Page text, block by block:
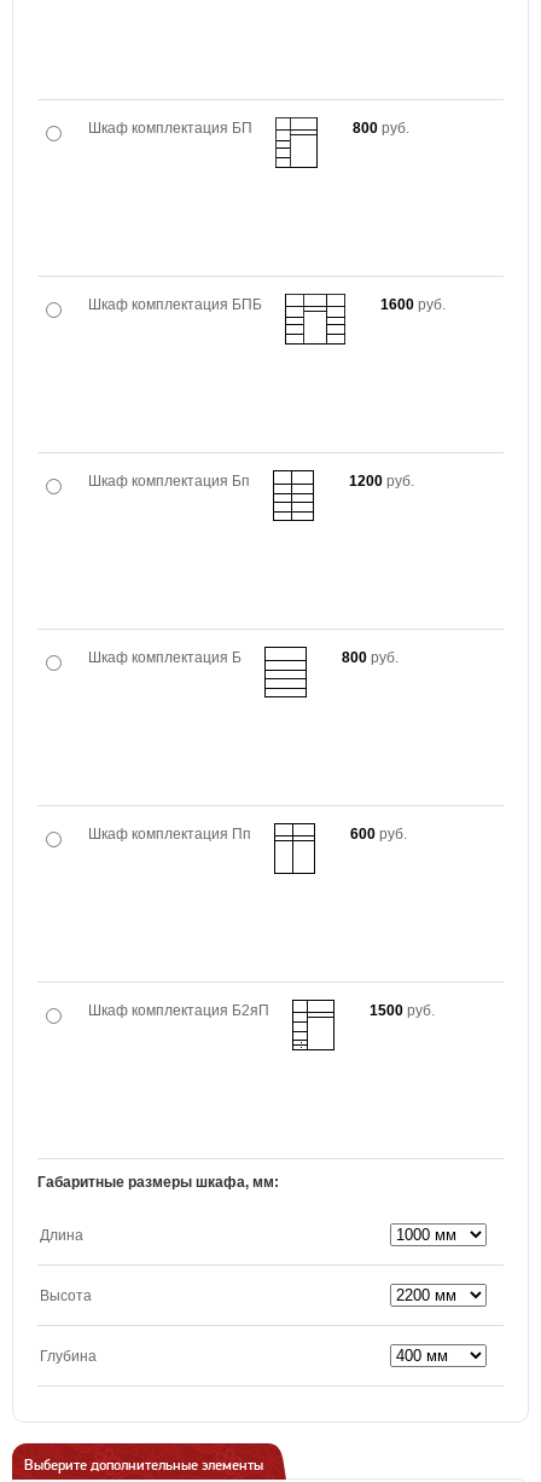
Шкаф комплектация БП 800 руб.
Шкаф комплектация БПБ 1600 руб.
Шкаф комплектация Бп 1200 руб.
Шкаф комплектация Б 800 руб.
Шкаф комплектация Пп 600 руб.
Шкаф комплектация Б2яП 1500 руб.
Габаритные размеры шкафа, мм:
Длина
Высота
Глубина
Выберите дополнительные элементы